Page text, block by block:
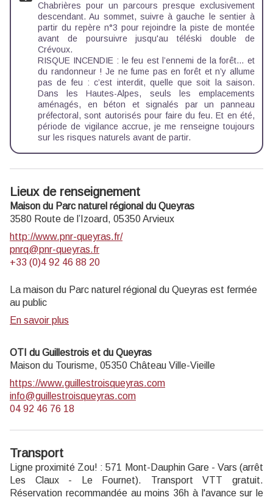
Chabrières pour un parcours presque exclusivement
descendant. Au sommet, suivre à gauche le sentier à
partir du repère n°3 pour rejoindre la piste de montée
avant de poursuivre jusqu'au téléski double de
Crévoux.
RISQUE INCENDIE : le feu est l’ennemi de la forêt… et
du randonneur ! Je ne fume pas en forêt et n’y allume
pas de feu : c’est interdit, quelle que soit la saison.
Dans les Hautes-Alpes, seuls les emplacements
aménagés, en béton et signalés par un panneau
préfectoral, sont autorisés pour faire du feu. Et en été,
période de vigilance accrue, je me renseigne toujours
sur les risques naturels avant de partir.
Lieux de renseignement
Maison du Parc naturel régional du Queyras
3580 Route de l’Izoard, 05350Arvieux
http://www.pnr-queyras.fr/
pnrq@pnr-queyras.fr
+33 (0)4 92 46 88 20
La maison du Parc naturel régional du Queyras est fermée
au public
En savoir plus
OTI du Guillestrois et du Queyras
Maison du Tourisme, 05350 Château Ville-Vieille
https://www.guillestroisqueyras.com
info@guillestroisqueyras.com
04 92 46 76 18
Transport
Ligne proximité Zou! :571 Mont-Dauphin Gare - Vars (arrêt
Les Claux - Le Fournet). Transport VTT gratuit.
Réservation recommandée au moins 36h à l'avance sur le